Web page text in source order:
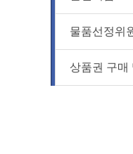
물품선정위
상품권 구매